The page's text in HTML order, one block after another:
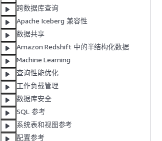
跨数据库查询
Apache Iceberg 兼容性
数据共享
Amazon Redshift 中的半结构化数据
Machine Learning
查询性能优化
工作负载管理
数据库安全
SQL 参考
系统表和视图参考
配置参考